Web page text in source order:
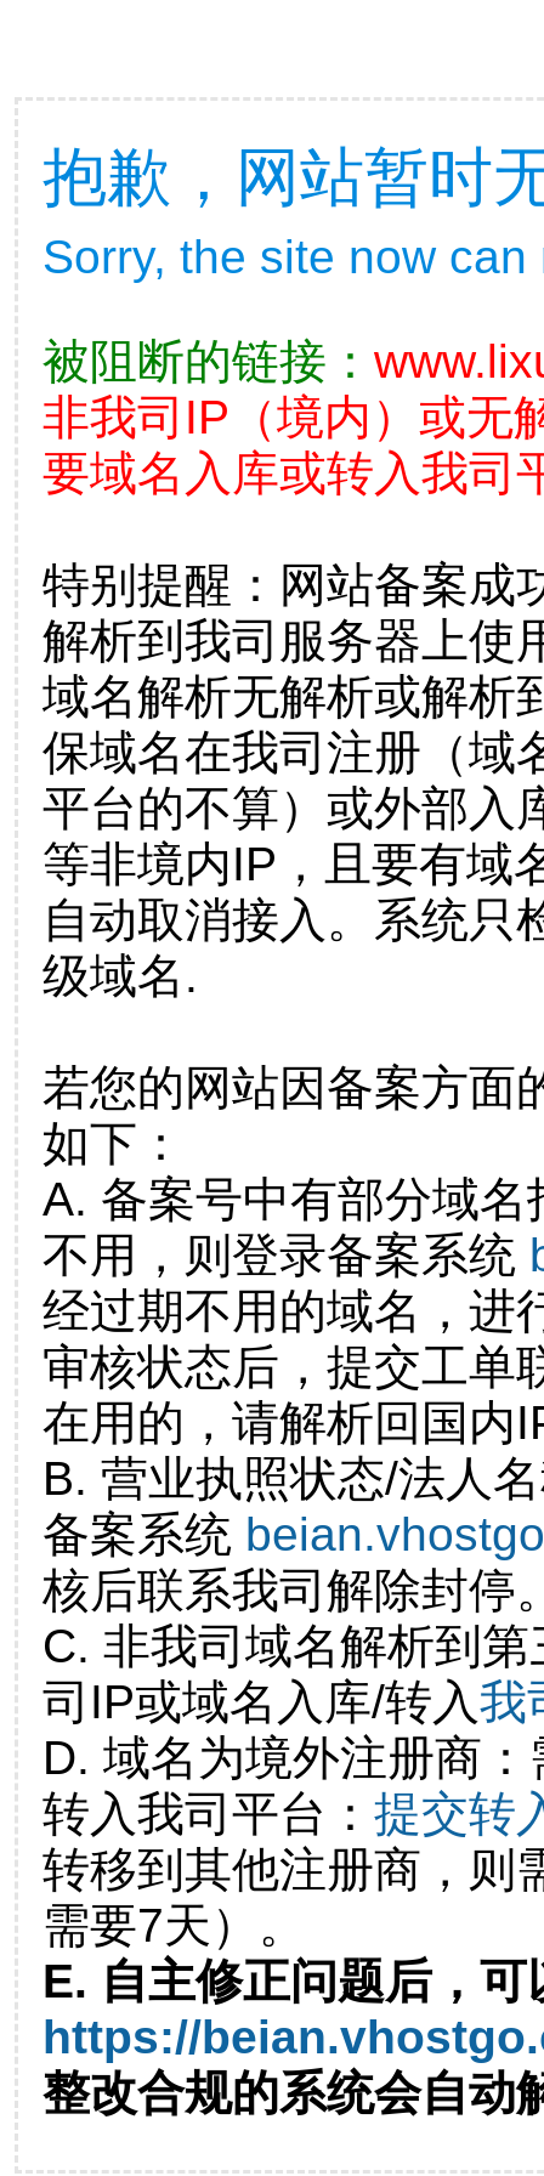
抱歉，网站暂时
Sorry, the site now
被阻断的链接：
非我司IP（境内）或无
要域名入库或转入我司
特别提醒：网站备案成
解析到我司服务器上使
域名解析无解析或解析
保域名在我司注册（域
平台的不算）或外部入
等非境内IP，且要有域
自动取消接入。系统只
级域名.
若您的网站因备案方面
如下：
A. 备案号中有部分域
不用，则登录备案系统
经过期不用的域名，进
审核状态后，提交工单
在用的，请解析回国内
B. 营业执照状态/法人
备案系统
核后联系我司解除封停
C. 非我司域名解析到
司IP或域名入库/转入我
D. 域名为境外注册商
转入我司平台： 提交转
转移到其他注册商，则
需要7天）。
E. 自主修正问题后，可
https://
整改合规的系统会自动